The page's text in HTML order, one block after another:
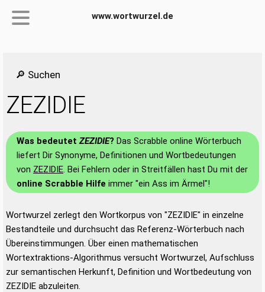
www.wortwurzel.de
🔎 Suchen
ZEZIDIE
Was bedeutetZEZIDIE? Das Scrabble online Wörterbuch
liefert Dir Synonyme, Definitionen und Wortbedeutungen
von ZEZIDIE. Bei Fehlern oder in Streitfällen hast Du mit der
online Scrabble Hilfe immer "ein Ass im Ärmel"!
Wortwurzel zerlegt den Wortkorpus von "ZEZIDIE" in einzelne
Bestandteile und durchsucht das Referenz-Wörterbuch nach
Übereinstimmungen. Über einen mathematischen
Wortextraktions-Algorithmus versucht Wortwurzel, Aufschluss
zur semantischen Herkunft, Definition und Wortbedeutung von
ZEZIDIE abzuleiten.